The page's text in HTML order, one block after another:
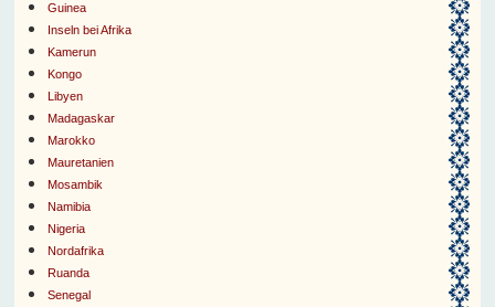
Guinea
Inseln bei Afrika
Kamerun
Kongo
Libyen
Madagaskar
Marokko
Mauretanien
Mosambik
Namibia
Nigeria
Nordafrika
Ruanda
Senegal